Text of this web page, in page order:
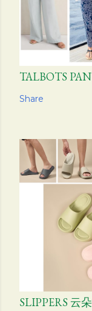
TALBOTS
Share
SLIPPERS 云